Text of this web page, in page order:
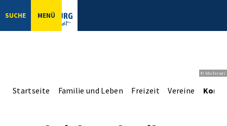
SUCHE MENÜ
© bbsferrari
Startseite Familie und Leben Freizeit Vereine